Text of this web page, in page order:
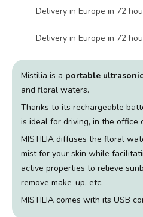
Delivery in Europe in 72
Delivery in Europe in 72
Mistilia is a portable
and floral waters.
Thanks to its rechargeable
is ideal for driving, in the office
MISTILIA diffuses the floral
mist for your skin while
active properties to relieve
remove make-up, etc.
MISTILIA comes with its USB